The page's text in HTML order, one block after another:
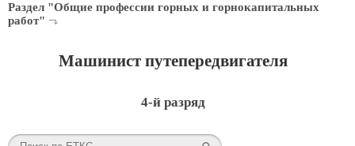
Раздел "Общие профессии горных и горнокапитальных
работ"
Машинист путепередвигателя
4-й разряд